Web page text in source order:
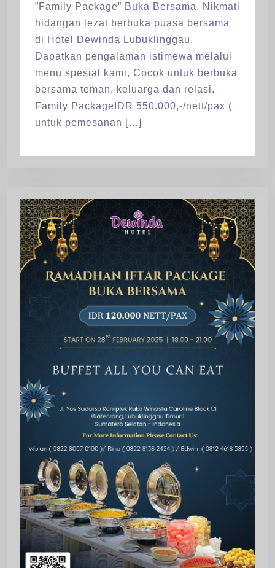
”Family Package” Buka Bersama. Nikmati
hidangan lezat berbuka puasa bersama
di Hotel Dewinda Lubuklinggau.
Dapatkan pengalaman istimewa melalui
menu spesial kami, Cocok untuk berbuka
bersama teman, keluarga dan relasi.
Family PackageIDR 550.000,-/nett/pax (
untuk pemesanan […]